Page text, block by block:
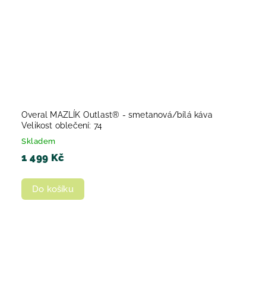
Overal MAZLÍK Outlast® - smetanová/bílá káva
Velikost oblečení: 74
Skladem
1 499 Kč
Do košíku